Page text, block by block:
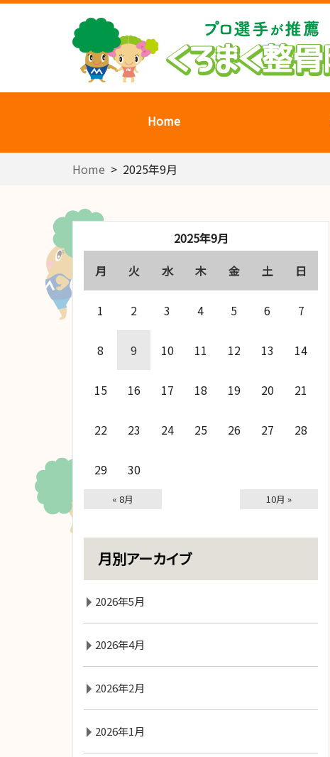
Home
Home > 2025年9月
2025年9月
月
火 水 木 金 土 日
1 2 3 4 5 6 7
8 9 10 11 12 13 14
15 16 17 18 19 20 21
22 23 24 25 26 27 28
29 30
« 8月 10月 »
月別アーカイブ
2026年5月
2026年4月
2026年2月
2026年1月